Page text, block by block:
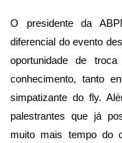
O presidente da
diferencial do evento
oportunidade de
conhecimento, tanto
simpatizante do fly.
palestrantes que já
muito mais tempo do